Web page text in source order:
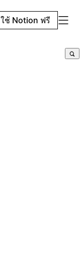
ใช้ Notion ฟรี